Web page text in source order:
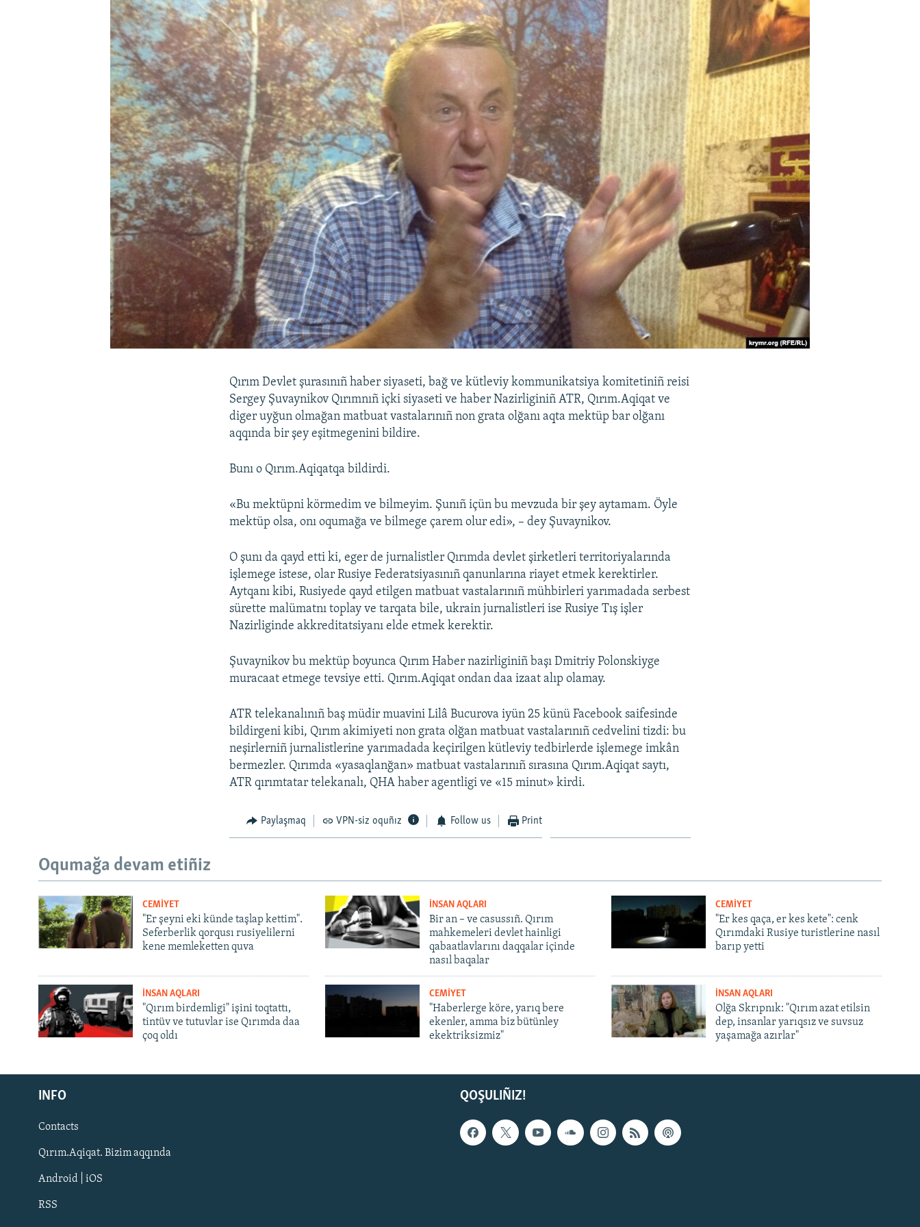
Русский
Українською
QOŞULIÑIZ!
Qırım Devlet şurasınıñ haber siyaseti, bağ ve kütleviy kommunikatsiya komitetiniñ reisi
Sergey Şuvaynikov Qırımnıñ içki siyaseti ve haber Nazirliginiñ ATR, Qırım.Aqiqat ve
diger uyğun olmağan matbuat vastalarınıñ non grata olğanı aqta mektüp bar olğanı
aqqında bir şey eşitmegenini bildire.
Bunı o Qırım.Aqiqatqa bildirdi.
«Bu mektüpni körmedim ve bilmeyim. Şunıñ içün bu mevzuda bir şey aytamam. Öyle
mektüp olsa, onı oqumağa ve bilmege çarem olur edi», – dey Şuvaynikov.
O şunı da qayd etti ki, eger de jurnalistler Qırımda devlet şirketleri territoriyalarında
işlemege istese, olar Rusiye Federatsiyasınıñ qanunlarına riayet etmek kerektirler.
Aytqanı kibi, Rusiyede qayd etilgen matbuat vastalarınıñ mühbirleri yarımadada serbest
sürette malümatnı toplay ve tarqata bile, ukrain jurnalistleri ise Rusiye Tış işler
Nazirliginde akkreditatsiyanı elde etmek kerektir.
Şuvaynikov bu mektüp boyunca Qırım Haber nazirliginiñ başı Dmitriy Polonskiyge
muracaat etmege tevsiye etti. Qırım.Aqiqat ondan daa izaat alıp olamay.
ATR telekanalınıñ baş müdir muavini Lilâ Bucurova iyün 25 künü Facebook saifesinde
bildirgeni kibi, Qırım akimiyeti non grata olğan matbuat vastalarınıñ cedvelini tizdi: bu
neşirlerniñ jurnalistlerine yarımadada keçirilgen kütleviy tedbirlerde işlemege imkân
bermezler. Qırımda «yasaqlanğan» matbuat vastalarınıñ sırasına Qırım.Aqiqat saytı,
ATR qırımtatar telekanalı, QHA haber agentligi ve «15 minut» kirdi.
Paylaşmaq VPN-siz oquñız Follow us Print
Oqumağa devam etiñiz
CEMİYET
"Er şeyni eki künde taşlap kettim".
Seferberlik qorqusı rusiyelilerni
kene memleketten quva
İNSAN AQLARI
Bir an – ve casussıñ. Qırım
mahkemeleri devlet hainligi
qabaatlavlarını daqqalar içinde
nasıl baqalar
CEMİYET
"Er kes qaça, er kes kete": cenk
Qırımdaki Rusiye turistlerine nasıl
barıp yetti
İNSAN AQLARI
"Qırım birdemligi" işini toqtattı,
tintüv ve tutuvlar ise Qırımda daa
çoq oldı
CEMİYET
"Haberlerge köre, yarıq bere
ekenler, amma biz bütünley
ekektriksizmiz"
İNSAN AQLARI
Olğa Skrıpnık: "Qırım azat etilsin
dep, insanlar yarıqsız ve suvsuz
yaşamağa azırlar"
QOŞULIÑIZ!
INFO
Contacts
Qırım.Aqiqat. Bizim aqqında
Android | iOS
RSS